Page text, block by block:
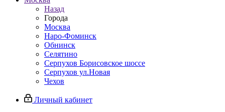
Назад
Города
Москва
Наро-Фоминск
Обнинск
Селятино
Серпухов Борисовское шоссе
Серпухов ул.Новая
Чехов
Личный кабинет